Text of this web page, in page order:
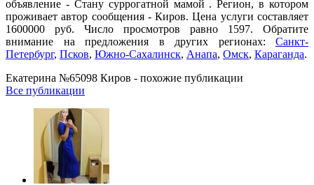
объявление - Cтану суррогатной мамой . Регион, в котором
проживает автор сообщения - Киров. Цена услуги составляет
1600000 руб. Число просмотров равно 1597. Обратите
внимание на предложения в других регионах: Санкт-
Петербург, Псков, Южно-Сахалинск, Анапа, Омск, Караганда.
Екатерина №65098 Киров - похожие публикации
Все публикации